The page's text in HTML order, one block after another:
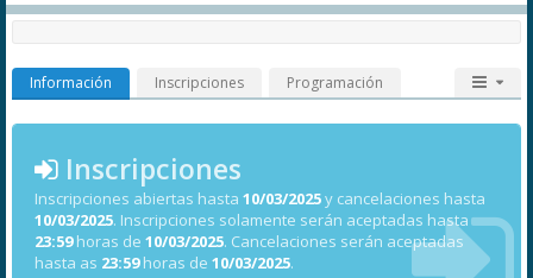
Información Inscripciones Programación
Inscripciones
Inscripciones abiertas hasta 10/03/2025y cancelaciones hasta
10/03/2025. Inscripciones solamente serán aceptadas hasta
23:59horas de 10/03/2025. Cancelaciones serán aceptadas
hasta as 23:59horas de 10/03/2025.